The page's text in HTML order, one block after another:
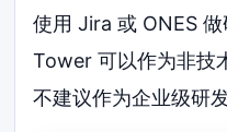
使用 Jira 或 ONES 做
Tower 可以作为非技
不建议作为企业级研